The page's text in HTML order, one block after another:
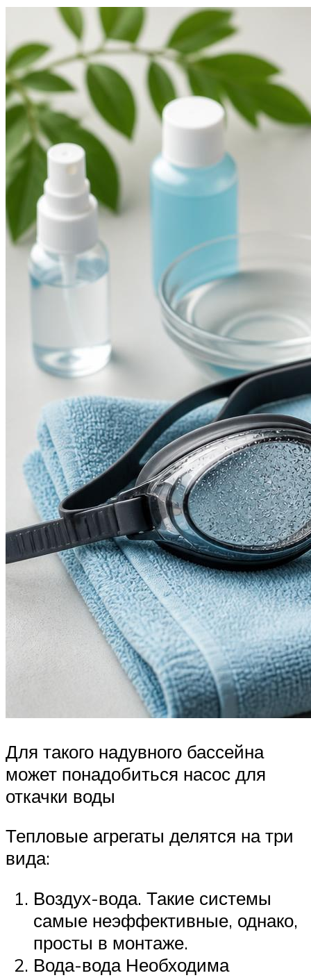
Для такого надувного бассейна
может понадобиться насос для
откачки воды
Тепловые агрегаты делятся на три
вида:
Воздух-вода. Такие системы
самые неэффективные, однако,
просты в монтаже.
Вода-вода Необходима